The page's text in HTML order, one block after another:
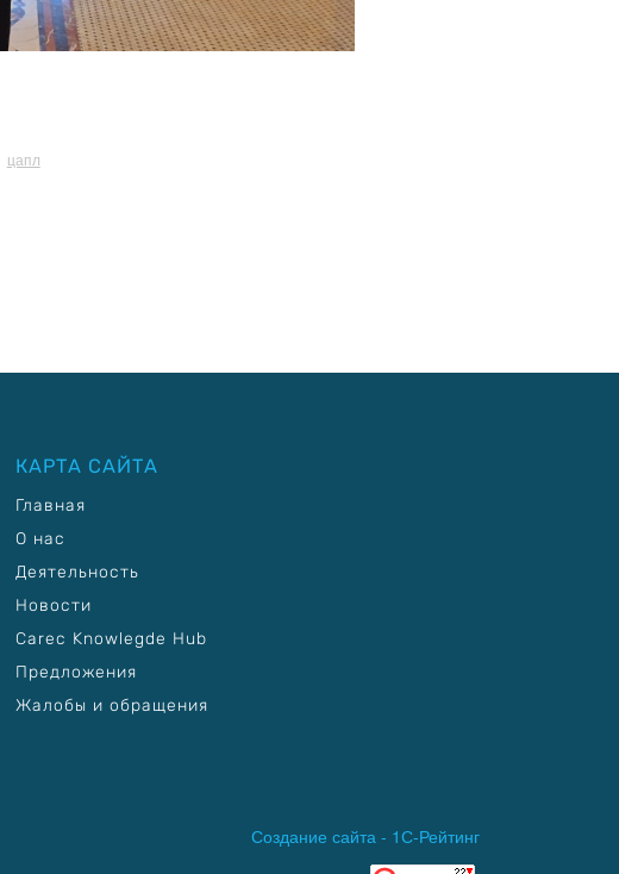
цапл
КАРТА САЙТА
Главная
О нас
Деятельность
Новости
Carec Knowlegde Hub
Предложения
Жалобы и обращения
Создание сайта - 1С-Рейтинг